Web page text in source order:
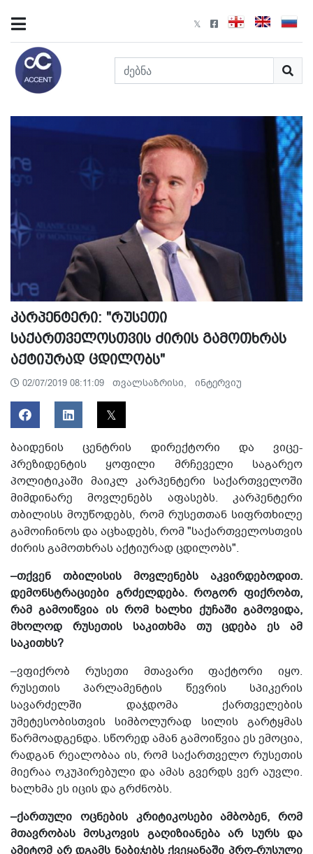
კარპენტერი: "რუსეთი
საქართველოსთვის ძირის გამოთხრას
აქტიურად ცდილობს"
02/07/2019 08:11:09 თვალსაზრისი, ინტერვიუ
ბაიდენის ცენტრის დირექტორი და ვიცე-
პრეზიდენტის ყოფილი მრჩეველი საგარეო
პოლიტიკაში მაიკლ კარპენტერი საქართველოში
მიმდინარე მოვლენებს აფასებს. კარპენტერი
თბილისს მოუწოდებს, რომ რუსეთთან სიფრთხილე
გამოიჩინოს და აცხადებს, რომ "საქართველოსთვის
ძირის გამოთხრას აქტიურად ცდილობს".
–თქვენ თბილისის მოვლენებს აკვირდებოდით.
დემონსტრაციები გრძელდება. როგორ ფიქრობთ,
რამ გამოიწვია ის რომ ხალხი ქუჩაში გამოვიდა,
მხოლოდ რუსეთის საკითხმა თუ ცდება ეს ამ
საკითხს?
–ვფიქრობ რუსეთი მთავარი ფაქტორი იყო.
რუსეთის პარლამენტის წევრის სპიკერის
სავარძელში დაჯდომა ქართველების
უმეტესობისთვის სიმბოლურად სილის გარტყმას
წარმოადგენდა. სწორედ ამან გამოიწვია ეს ემოცია,
რადგან რეალობაა ის, რომ საქართველო რუსეთის
მიერაა ოკუპირებული და ამას გვერდს ვერ აუვლი.
ხალხმა ეს იცის და გრძნობს.
–ქართული ოცნების კრიტიკოსები ამბობენ, რომ
მთავრობას მოსკოვის გაღიზიანება არ სურს და
ამიტომ არ დგამს ნაბიჯებს ქვეყანაში პრო-რუსული